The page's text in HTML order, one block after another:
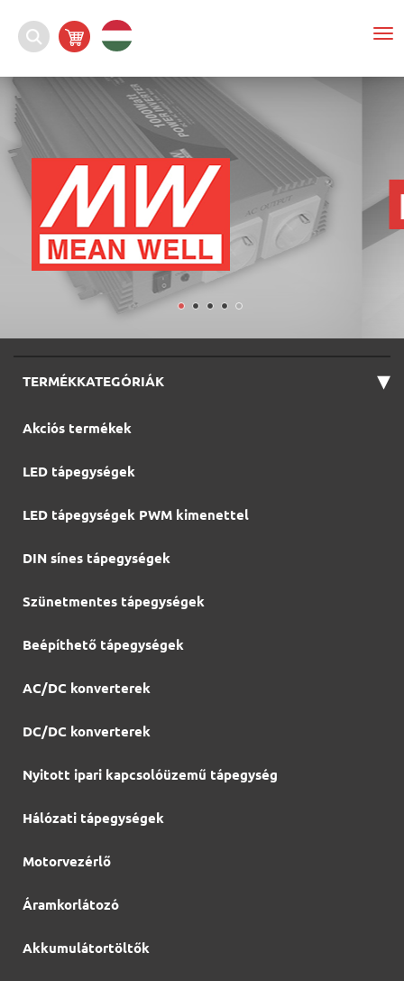
TERMÉKKATEGÓRIÁK ▾
Akciós termékek
LED tápegységek
LED tápegységek PWM kimenettel
DIN sínes tápegységek
Szünetmentes tápegységek
Beépíthető tápegységek
AC/DC konverterek
DC/DC konverterek
Nyitott ipari kapcsolóüzemű tápegység
Hálózati tápegységek
Motorvezérlő
Áramkorlátozó
Akkumulátortöltők